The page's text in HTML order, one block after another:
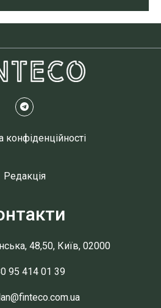
конфіденційності
Редакція
48,50, Київ, 02000
95 414 01 39